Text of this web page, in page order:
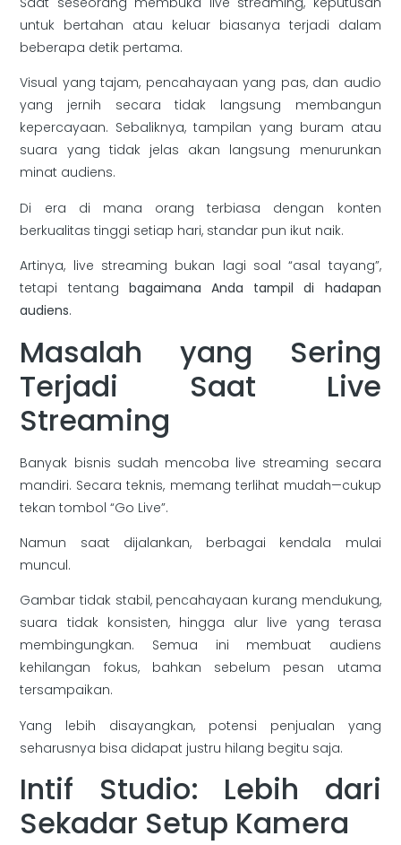
untuk bertahan atau keluar biasanya terjadi dalam
beberapa detik pertama.
Visual yang tajam, pencahayaan yang pas, dan audio
yang jernih secara tidak langsung membangun
kepercayaan. Sebaliknya, tampilan yang buram atau
suara yang tidak jelas akan langsung menurunkan
minat audiens.
Di era di mana orang terbiasa dengan konten
berkualitas tinggi setiap hari, standar pun ikut naik.
Artinya, live streaming bukan lagi soal “asal tayang”,
tetapi tentang bagaimana Anda tampil di hadapan
audiens.
Masalah yang Sering
Terjadi Saat Live
Streaming
Banyak bisnis sudah mencoba live streaming secara
mandiri. Secara teknis, memang terlihat mudah—cukup
tekan tombol “Go Live”.
Namun saat dijalankan, berbagai kendala mulai
muncul.
Gambar tidak stabil, pencahayaan kurang mendukung,
suara tidak konsisten, hingga alur live yang terasa
membingungkan. Semua ini membuat audiens
kehilangan fokus, bahkan sebelum pesan utama
tersampaikan.
Yang lebih disayangkan, potensi penjualan yang
seharusnya bisa didapat justru hilang begitu saja.
Intif Studio: Lebih dari
Sekadar Setup Kamera